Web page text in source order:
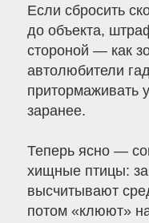
Если сбросить
до объекта,
стороной — как
автолюбители
притормаживать
заранее.
Теперь ясно —
хищные птицы:
высчитывают
потом «клюют»